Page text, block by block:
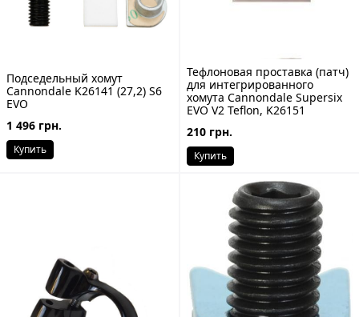
Подседельный хомут
Cannondale K26141 (27,2) S6
EVO
1 496 грн.
Купить
Тефлоновая проставка (патч)
для интегрированного
хомута Cannondale Supersix
EVO V2 Teflon, K26151
210 грн.
Купить